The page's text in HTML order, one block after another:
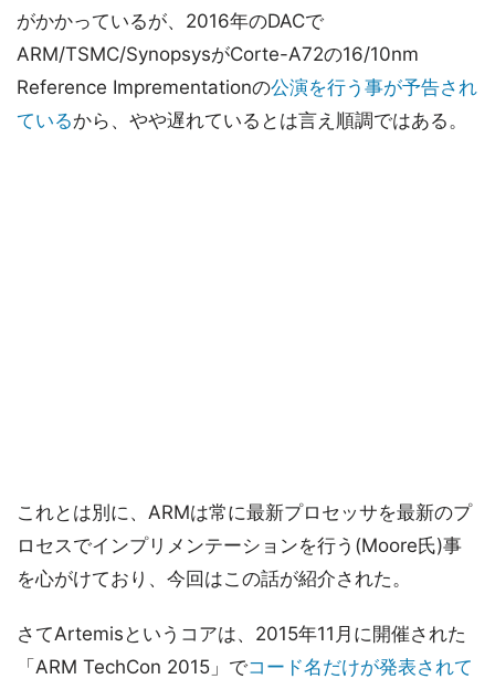
がかかっているが、2016年のDACで
ARM/TSMC/SynopsysがCorte-A72の16/10nm
Reference Imprementationの公演を行う事が予告され
ているから、やや遅れているとは言え順調ではある。
これとは別に、ARMは常に最新プロセッサを最新のプ
ロセスでインプリメンテーションを行う(Moore氏)事
を心がけており、今回はこの話が紹介された。
さてArtemisというコアは、2015年11月に開催された
「ARM TechCon 2015」でコード名だけが発表されて